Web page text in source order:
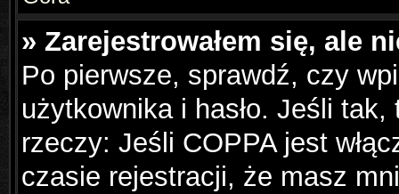
» Zarejestrowałem się, ale
Po pierwsze, sprawdź, czy
użytkownika i hasło. Jeśli
rzeczy: Jeśli COPPA jest
czasie rejestracji, że masz